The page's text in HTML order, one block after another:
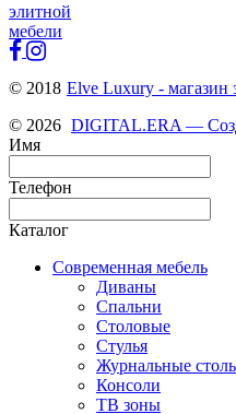
© 2018 Elve Luxury - магазин
© 2026 DIGITAL.ERA —
Имя
Телефон
Каталог
Современная мебель
Диваны
Спальни
Столовые
Стулья
Журнальные
Консоли
ТВ зоны